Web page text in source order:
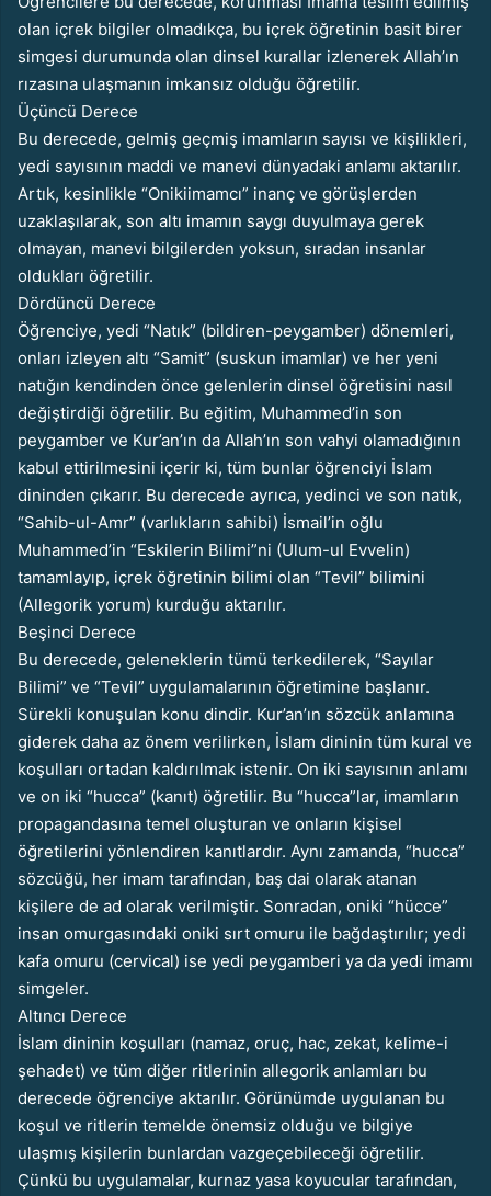
olan içrek bilgiler olmadıkça, bu içrek öğretinin basit birer
simgesi durumunda olan dinsel kurallar izlenerek Allah’ın
rızasına ulaşmanın imkansız olduğu öğretilir.
Üçüncü Derece
Bu derecede, gelmiş geçmiş imamların sayısı ve kişilikleri,
yedi sayısının maddi ve manevi dünyadaki anlamı aktarılır.
Artık, kesinlikle “Onikiimamcı” inanç ve görüşlerden
uzaklaşılarak, son altı imamın saygı duyulmaya gerek
olmayan, manevi bilgilerden yoksun, sıradan insanlar
oldukları öğretilir.
Dördüncü Derece
Öğrenciye, yedi “Natık” (bildiren-peygamber) dönemleri,
onları izleyen altı “Samit” (suskun imamlar) ve her yeni
natığın kendinden önce gelenlerin dinsel öğretisini nasıl
değiştirdiği öğretilir. Bu eğitim, Muhammed’in son
peygamber ve Kur’an’ın da Allah’ın son vahyi olamadığının
kabul ettirilmesini içerir ki, tüm bunlar öğrenciyi İslam
dininden çıkarır. Bu derecede ayrıca, yedinci ve son natık,
“Sahib-ul-Amr” (varlıkların sahibi) İsmail’in oğlu
Muhammed’in “Eskilerin Bilimi”ni (Ulum-ul Evvelin)
tamamlayıp, içrek öğretinin bilimi olan “Tevil” bilimini
(Allegorik yorum) kurduğu aktarılır.
Beşinci Derece
Bu derecede, geleneklerin tümü terkedilerek, “Sayılar
Bilimi” ve “Tevil” uygulamalarının öğretimine başlanır.
Sürekli konuşulan konu dindir. Kur’an’ın sözcük anlamına
giderek daha az önem verilirken, İslam dininin tüm kural ve
koşulları ortadan kaldırılmak istenir. On iki sayısının anlamı
ve on iki “hucca” (kanıt) öğretilir. Bu “hucca”lar, imamların
propagandasına temel oluşturan ve onların kişisel
öğretilerini yönlendiren kanıtlardır. Aynı zamanda, “hucca”
sözcüğü, her imam tarafından, baş dai olarak atanan
kişilere de ad olarak verilmiştir. Sonradan, oniki “hücce”
insan omurgasındaki oniki sırt omuru ile bağdaştırılır; yedi
kafa omuru (cervical) ise yedi peygamberi ya da yedi imamı
simgeler.
Altıncı Derece
İslam dininin koşulları (namaz, oruç, hac, zekat, kelime-i
şehadet) ve tüm diğer ritlerinin allegorik anlamları bu
derecede öğrenciye aktarılır. Görünümde uygulanan bu
koşul ve ritlerin temelde önemsiz olduğu ve bilgiye
ulaşmış kişilerin bunlardan vazgeçebileceği öğretilir.
Çünkü bu uygulamalar, kurnaz yasa koyucular tarafından,